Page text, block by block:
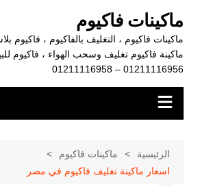
المحتوى
ماكينات فاكيوم
ماكينات فاكيوم ، التغليف بالفاكيوم ، فاكيوم
01211116956 – 01211116958
الرئيسية
ماكينات فاكيوم
اسعار ماكينة تغليف فاكيوم في مصر